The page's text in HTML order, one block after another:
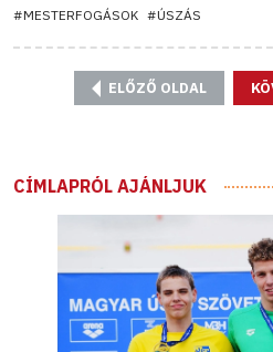
#MESTERFOGÁSOK #ÚSZÁS
ELŐZŐ OLDAL
CÍMLAPRÓL AJÁNLJUK